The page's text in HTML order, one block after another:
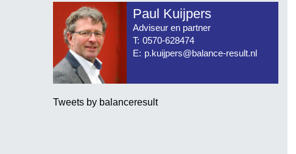
Paul Kuijpers
Adviseur en partner
T: 0570-628474
E: p.kuijpers@balance-result.nl
Tweets by balanceresult